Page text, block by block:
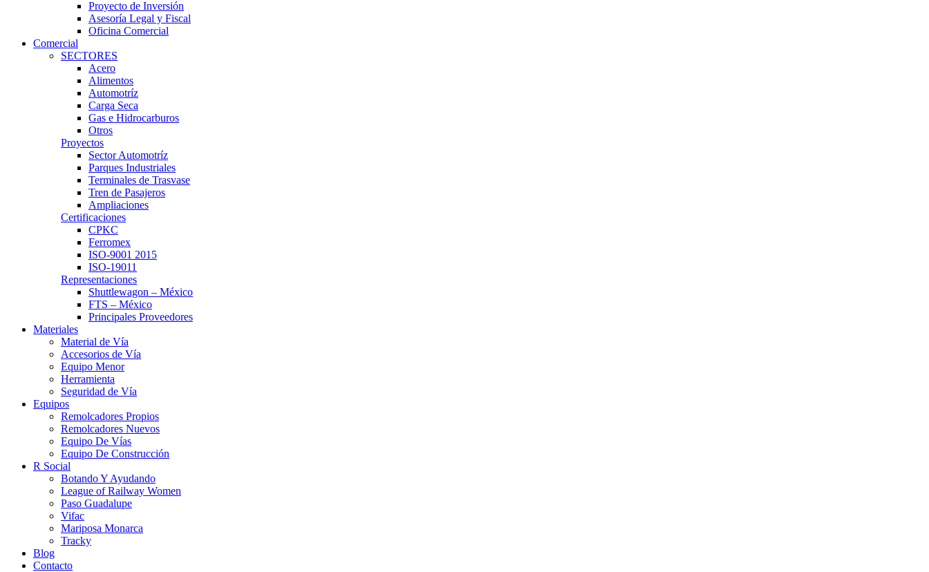
Proyecto de Inversión
Asesoría Legal y Fiscal
Oficina Comercial
Comercial
SECTORES
Acero
Alimentos
Automotríz
Carga Seca
Gas e Hidrocarburos
Otros
Proyectos
Sector Automotríz
Parques Industriales
Terminales de Trasvase
Tren de Pasajeros
Ampliaciones
Certificaciones
CPKC
Ferromex
ISO-9001 2015
ISO-19011
Representaciones
Shuttlewagon – México
FTS – México
Principales Proveedores
Materiales
Material de Vía
Accesorios de Vía
Equipo Menor
Herramienta
Seguridad de Vía
Equipos
Remolcadores Propios
Remolcadores Nuevos
Equipo De Vías
Equipo De Construcción
R Social
Botando Y Ayudando
League of Railway Women
Paso Guadalupe
Vifac
Mariposa Monarca
Tracky
Blog
Contacto